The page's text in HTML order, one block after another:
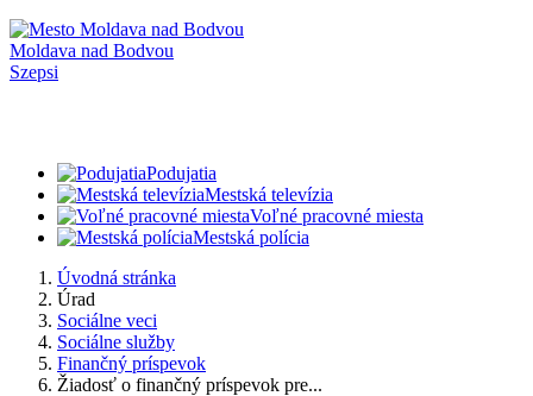
Moldava nad Bodvou
Szepsi
Podujatia
Mestská televízia
Voľné pracovné miesta
Mestská polícia
Úvodná stránka
Úrad
Sociálne veci
Sociálne služby
Finančný príspevok
Žiadosť o finančný príspevok pre...